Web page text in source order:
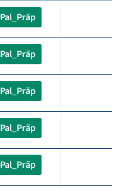
Pal_Präp
Pal_Präp
Pal_Präp
Pal_Präp
Pal_Präp